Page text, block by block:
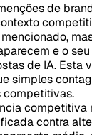
de
e o
de IA. Esta
simples
competitivas.
competitiva
contra